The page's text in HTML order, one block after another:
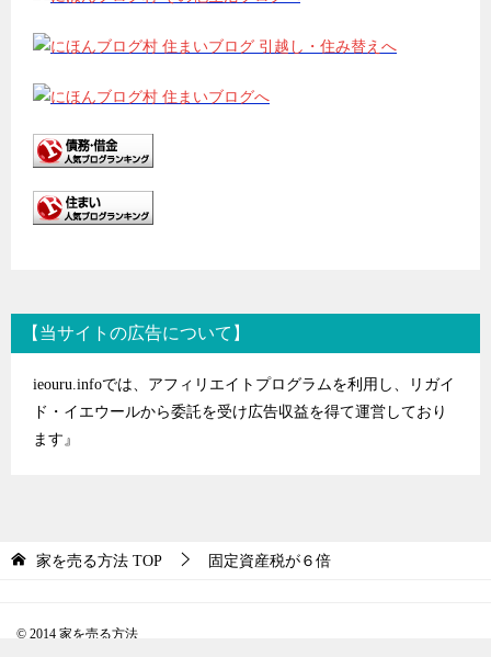
【当サイトの広告について】
ieouru.infoでは、アフィリエイトプログラムを利用し、リガイ
ド・イエウールから委託を受け広告収益を得て運営しており
ます』
家を売る方法 TOP 固定資産税が６倍
© 2014 家を売る方法